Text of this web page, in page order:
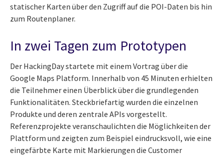
statischer Karten über den Zugriff auf die POI-Daten bis hin
zum Routenplaner.
In zwei Tagen zum Prototypen
Der HackingDay startete mit einem Vortrag über die
Google Maps Platform. Innerhalb von 45 Minuten erhielten
die Teilnehmer einen Überblick über die grundlegenden
Funktionalitäten. Steckbriefartig wurden die einzelnen
Produkte und deren zentrale APIs vorgestellt.
Referenzprojekte veranschaulichten die Möglichkeiten der
Plattform und zeigten zum Beispiel eindrucksvoll, wie eine
eingefärbte Karte mit Markierungen die Customer